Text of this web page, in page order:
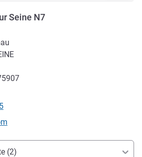
Seine N7
de contacto
(2)